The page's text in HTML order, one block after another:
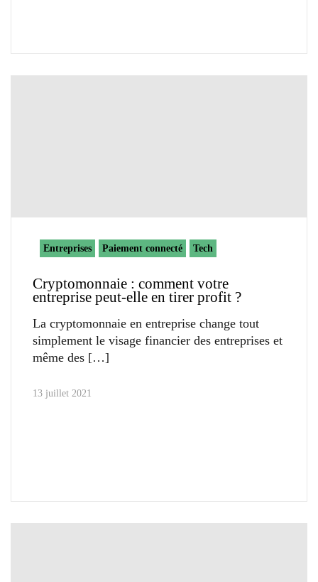
Entreprises Paiement connecté Tech
Cryptomonnaie : comment votre
entreprise peut-elle en tirer profit ?
La cryptomonnaie en entreprise change tout
simplement le visage financier des entreprises et
même des
13 juillet 2021